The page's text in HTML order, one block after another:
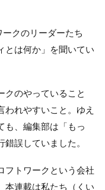
クのリーダーたち
とは何か」を聞いてい
クのやっていること
われやすいこと。ゆえ
も、編集部は「もっ
誤していました。
フトワークという会社
本連載は私たち（くい